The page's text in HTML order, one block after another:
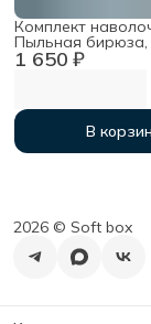
1 650 ₽
Комплект
Пыльная бирюза,
шт), тенсель
В
2026 ©︎ Soft box